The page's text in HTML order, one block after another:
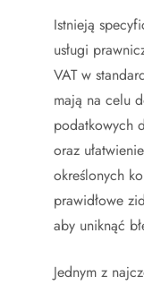
Istnieją
usługi
VAT w
mają na celu
podatkowych
oraz
określonych
prawidłowe
aby uniknąć
Jednym z